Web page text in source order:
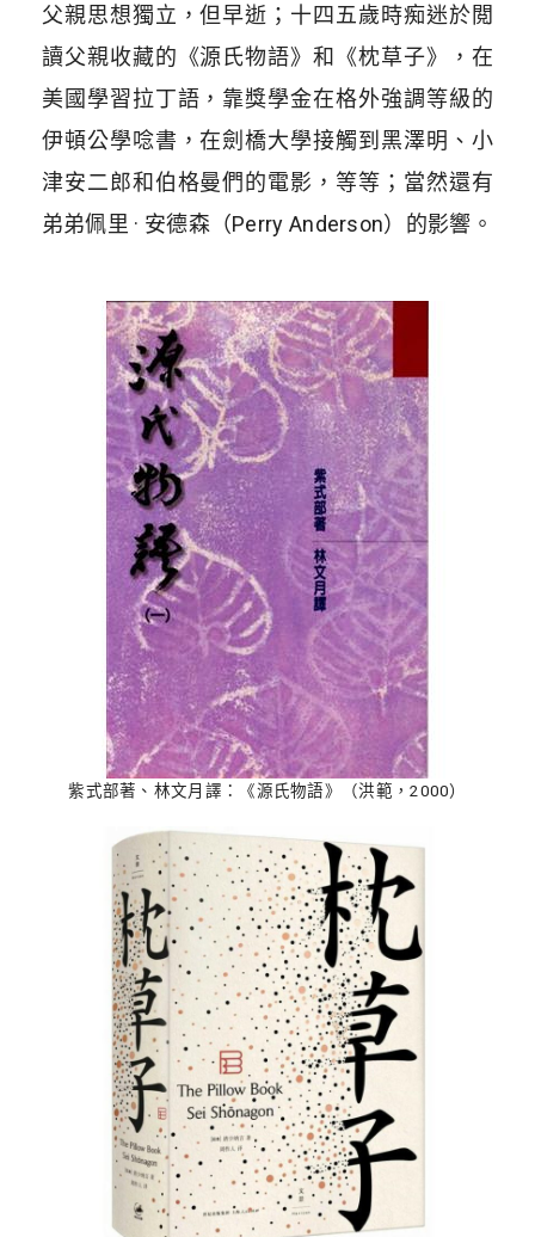
父親思想獨立，但早逝；十四五歲時痴迷於閲
讀父親收藏的《源氏物語》和《枕草子》，在
美國學習拉丁語，靠獎學金在格外強調等級的
伊頓公學唸書，在劍橋大學接觸到黑澤明、小
津安二郎和伯格曼們的電影，等等；當然還有
弟弟佩里 · 安德森（Perry Anderson）的影響。
紫式部著、林文月譯：《源氏物語》（洪範，2000）